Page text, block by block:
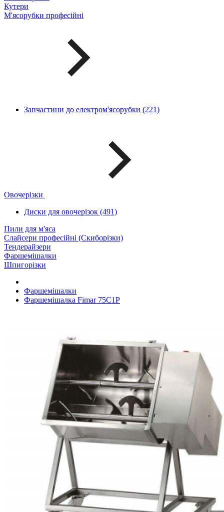
Кутери
М'ясорубки професійні
Запчастини до електром'ясорубки (221)
Овочерізки
Диски для овочерізок (491)
Пили для м'яса
Слайсери професійні (Скиборізки)
Тендерайзери
Фаршемішалки
Шпигорізки
Фаршемішалки
Фаршемішалка Fimar 75C1P